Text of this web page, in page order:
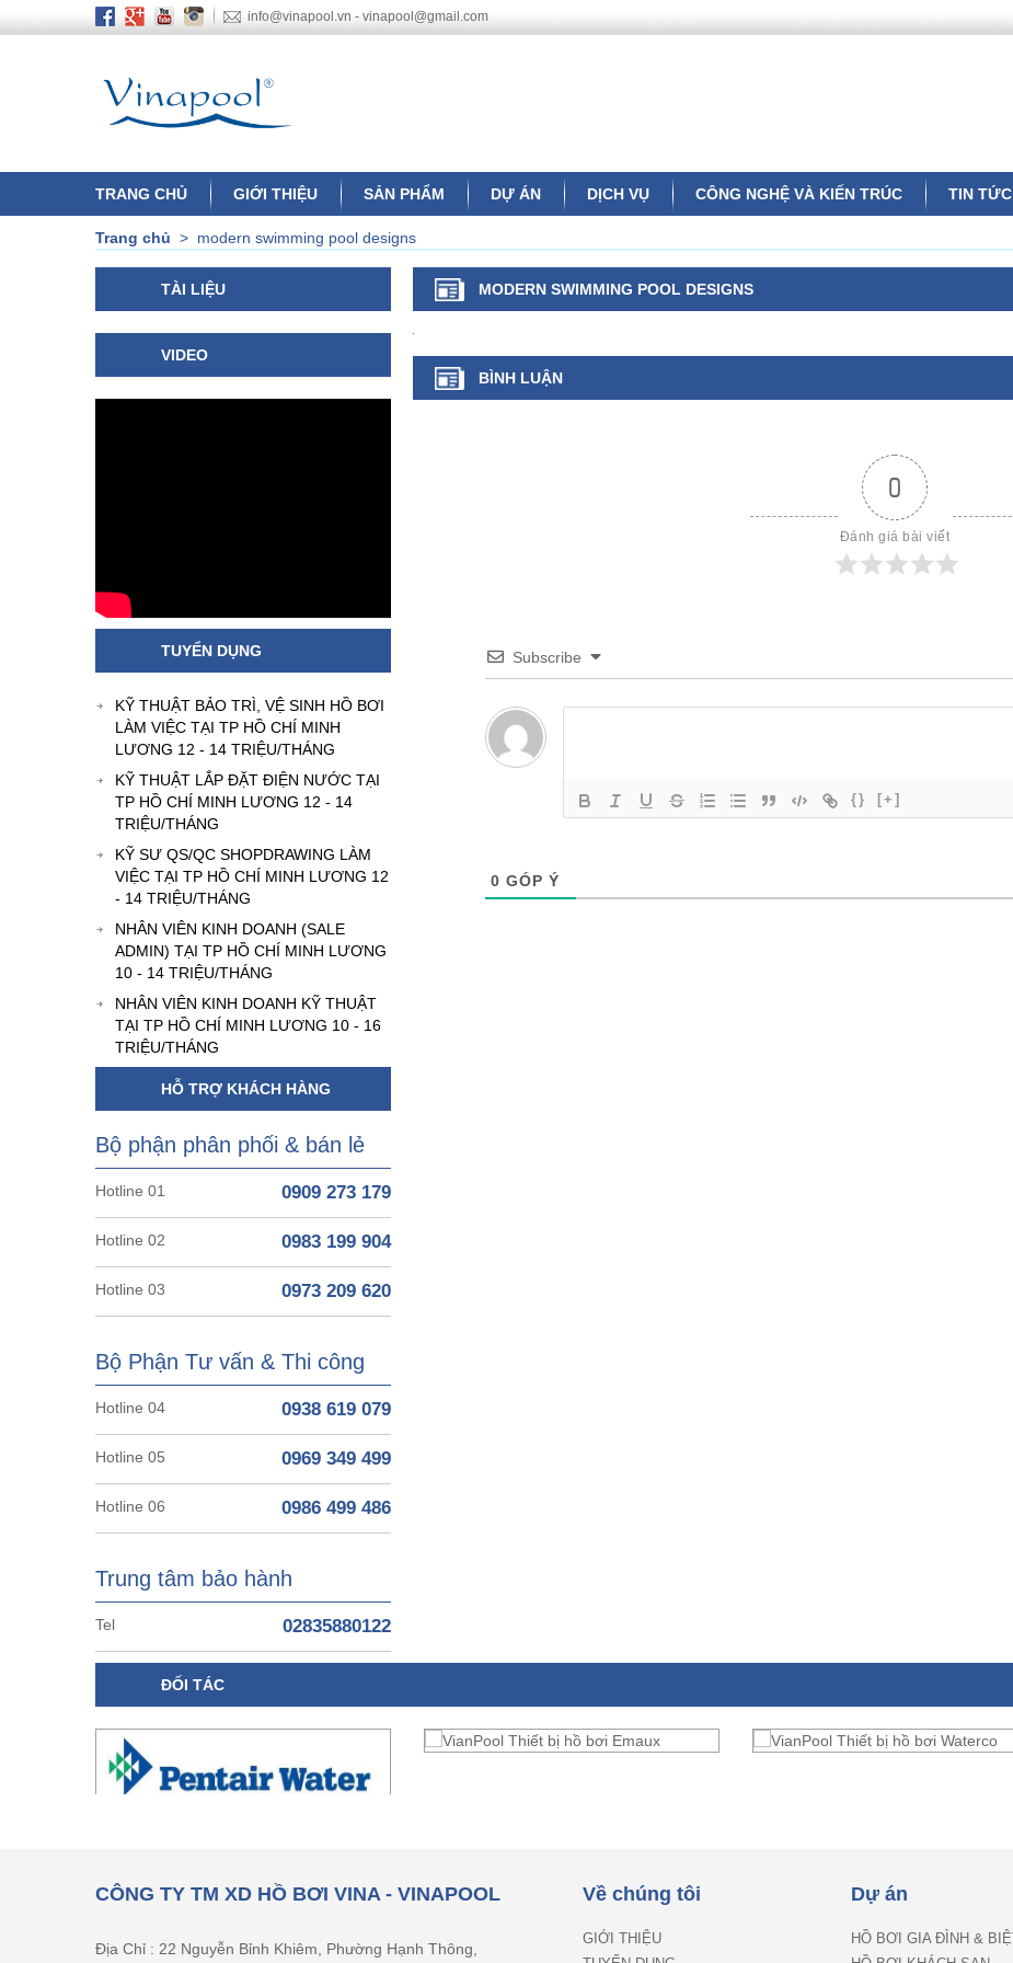
info@vinapool.vn - vinapool@gmail.com
TRANG CHỦ GIỚI THIỆU SẢN PHẨM DỰ ÁN DỊCH VỤ CÔNG NGHỆ VÀ KIẾN TRÚC TIN TỨC
Trang chủ > modern swimming pool designs
TÀI LIỆU
VIDEO
TUYỂN DỤNG
KỸ THUẬT BẢO TRÌ, VỆ SINH HỒ BƠI
LÀM VIỆC TẠI TP HỒ CHÍ MINH
LƯƠNG 12 - 14 TRIỆU/THÁNG
KỸ THUẬT LẮP ĐẶT ĐIỆN NƯỚC TẠI
TP HỒ CHÍ MINH LƯƠNG 12 - 14
TRIỆU/THÁNG
KỸ SƯ QS/QC SHOPDRAWING LÀM
VIỆC TẠI TP HỒ CHÍ MINH LƯƠNG 12
- 14 TRIỆU/THÁNG
NHÂN VIÊN KINH DOANH (SALE
ADMIN) TẠI TP HỒ CHÍ MINH LƯƠNG
10 - 14 TRIỆU/THÁNG
NHÂN VIÊN KINH DOANH KỸ THUẬT
TẠI TP HỒ CHÍ MINH LƯƠNG 10 - 16
TRIỆU/THÁNG
HỖ TRỢ KHÁCH HÀNG
Bộ phận phân phối & bán lẻ
Hotline 01 0909 273 179
Hotline 02 0983 199 904
Hotline 03 0973 209 620
Bộ Phận Tư vấn & Thi công
Hotline 04 0938 619 079
Hotline 05 0969 349 499
Hotline 06 0986 499 486
Trung tâm bảo hành
Tel 02835880122
MODERN SWIMMING POOL DESIGNS
BÌNH LUẬN
0
Đánh giá bài viết
Subscribe
{} [+]
0 GÓP Ý
ĐỐI TÁC
CÔNG TY TM XD HỒ BƠI VINA - VINAPOOL Về chúng tôi Dự án